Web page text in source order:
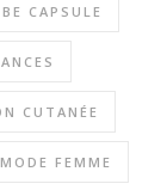
CAPSULE
CUTANÉE
MODE FEMME